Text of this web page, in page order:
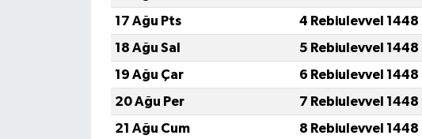
17 Ağu Pts
4 Rebiulevvel 1448
18 Ağu Sal
5 Rebiulevvel 1448
19 Ağu Çar
6 Rebiulevvel 1448
20 Ağu Per
7 Rebiulevvel 1448
21 Ağu Cum
8 Rebiulevvel 1448